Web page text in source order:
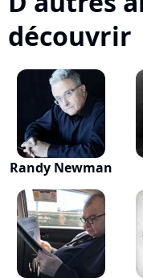
découvrir
Randy Newman